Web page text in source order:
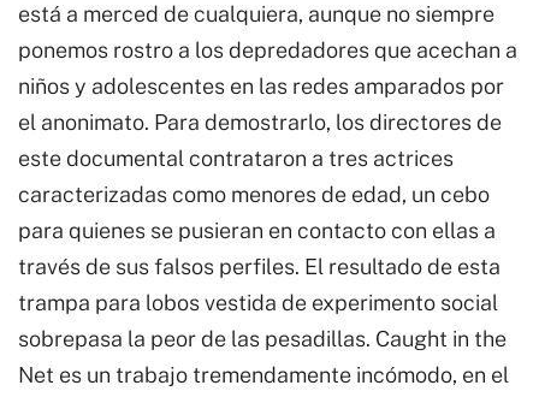
está a merced de cualquiera, aunque no siempre
ponemos rostro a los depredadores que acechan a
niños y adolescentes en las redes amparados por
el anonimato. Para demostrarlo, los directores de
este documental contrataron a tres actrices
caracterizadas como menores de edad, un cebo
para quienes se pusieran en contacto con ellas a
través de sus falsos perfiles. El resultado de esta
trampa para lobos vestida de experimento social
sobrepasa la peor de las pesadillas. Caught in the
Net es un trabajo tremendamente incómodo, en el